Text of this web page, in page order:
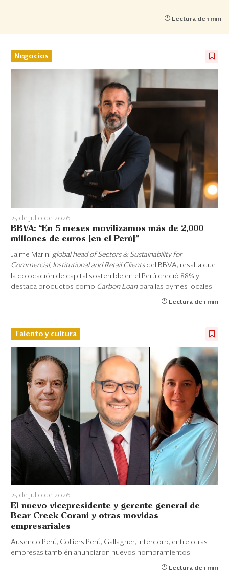
Lectura de 1 min
Negocios
25 de julio de 2026
BBVA: “En 5 meses movilizamos más de 2,000
millones de euros [en el Perú]”
Jaime Marín, global head of Sectors & Sustainability for
Commercial, Institutional and Retail Clients del BBVA, resalta que
la colocación de capital sostenible en el Perú creció 88% y
destaca productos como Carbon Loan para las pymes locales.
Lectura de 1 min
Talento y cultura
25 de julio de 2026
El nuevo vicepresidente y gerente general de
Bear Creek Corani y otras movidas
empresariales
Ausenco Perú, Colliers Perú, Gallagher, Intercorp, entre otras
empresas también anunciaron nuevos nombramientos.
Lectura de 1 min